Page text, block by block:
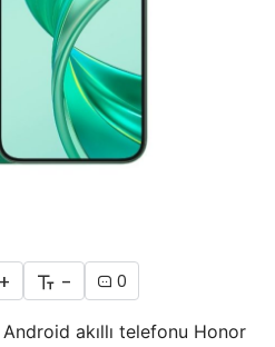
+ - 0
akıllı telefonu Honor